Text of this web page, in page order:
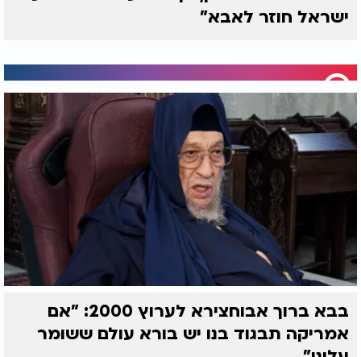
ישראל חוזר לאבא"
בבא ברוך אבוחצירא לערוץ 2000: "אם
אמריקה תבגוד בנו יש בורא עולם ששומר